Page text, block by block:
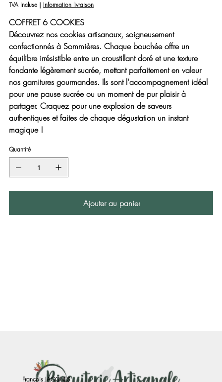
TVA Incluse | Information livraison
COFFRET 6 COOKIES
Découvrez nos cookies artisanaux, soigneusement
confectionnés à Sommières. Chaque bouchée offre un
équilibre irrésistible entre un croustillant doré et une texture
fondante légèrement sucrée, mettant parfaitement en valeur
nos garnitures gourmandes. Ils sont l'accompagnement idéal
pour une pause sucrée ou un moment de pur plaisir à
partager. Craquez pour une explosion de saveurs
authentiques et faites de chaque dégustation un instant
magique !
Quantité
Ajouter au panier
François JACQUES